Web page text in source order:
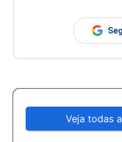
Veja todas